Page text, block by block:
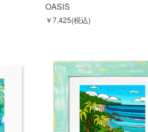
OASIS
￥7,425(税込)